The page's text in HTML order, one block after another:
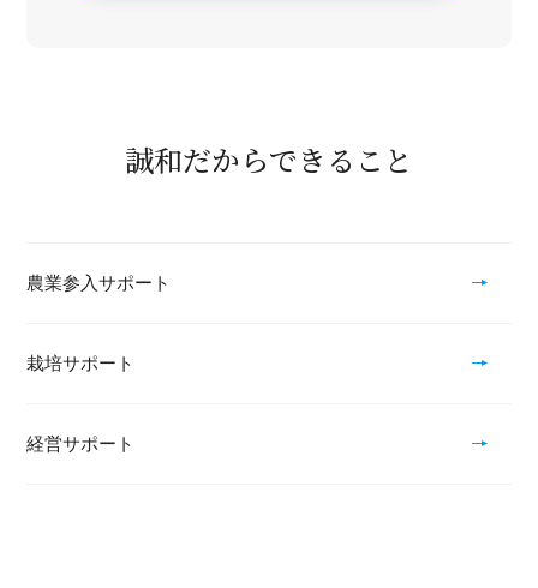
誠和だからできること
農業参入サポート
栽培サポート
経営サポート